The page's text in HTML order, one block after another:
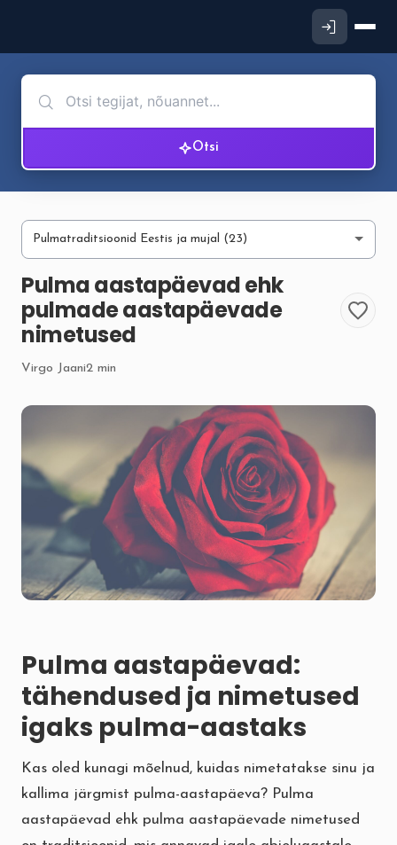
Otsi
Pulma aastapäevad ehk
pulmade aastapäevade
nimetused
Virgo Jaani2 min
Pulma aastapäevad:
tähendused ja nimetused
igaks pulma-aastaks
Kas oled kunagi mõelnud, kuidas nimetatakse sinu ja
kallima järgmist pulma-aastapäeva? Pulma
aastapäevad ehk pulma aastapäevade nimetused